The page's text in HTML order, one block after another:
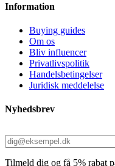
Information
Buying guides
Om os
Bliv influencer
Privatlivspolitik
Handelsbetingelser
Juridisk meddelelse
Nyhedsbrev
Tilmeld dig og få 5% rabat